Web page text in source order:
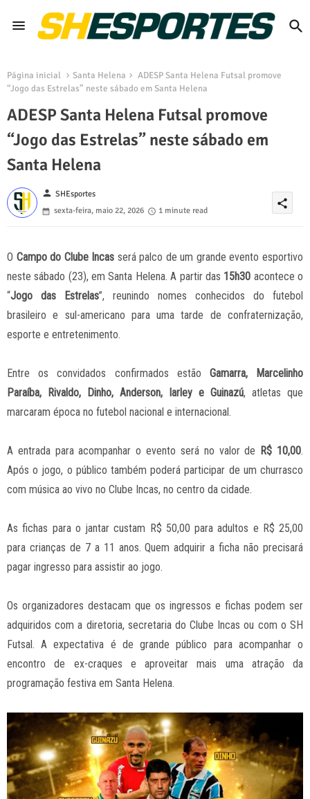
Página inicial Santa Helena
ADESP Santa Helena Futsal promove
“Jogo das Estrelas” neste sábado em Santa Helena
ADESP Santa Helena Futsal promove
“Jogo das Estrelas” neste sábado em
Santa Helena
person SHEsportes
sexta-feira, maio 22, 2026
1 minute read
share
O Campo do Clube Incas será palco de um grande evento esportivo
neste sábado (23), em Santa Helena. A partir das 15h30 acontece o
“Jogo das Estrelas”, reunindo nomes conhecidos do futebol
brasileiro e sul-americano para uma tarde de confraternização,
esporte e entretenimento.
Entre os convidados confirmados estão Gamarra, Marcelinho
Paraíba, Rivaldo, Dinho, Anderson, Iarley e Guinazú, atletas que
marcaram época no futebol nacional e internacional.
A entrada para acompanhar o evento será no valor de R$ 10,00.
Após o jogo, o público também poderá participar de um churrasco
com música ao vivo no Clube Incas, no centro da cidade.
As fichas para o jantar custam R$ 50,00 para adultos e R$ 25,00
para crianças de 7 a 11 anos. Quem adquirir a ficha não precisará
pagar ingresso para assistir ao jogo.
Os organizadores destacam que os ingressos e fichas podem ser
adquiridos com a diretoria, secretaria do Clube Incas ou com o SH
Futsal. A expectativa é de grande público para acompanhar o
encontro de ex-craques e aproveitar mais uma atração da
programação festiva em Santa Helena.